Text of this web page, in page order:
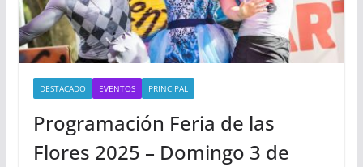
DESTACADO EVENTOS PRINCIPAL
Programación Feria de las
Flores 2025 – Domingo 3 de